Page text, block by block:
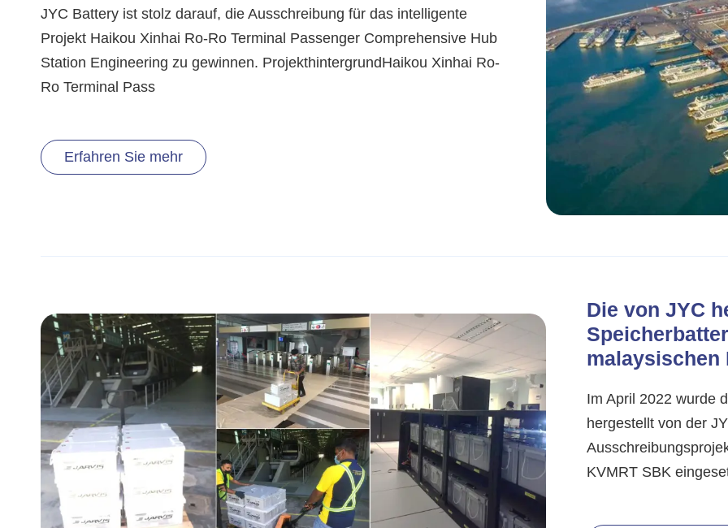
JYC Battery ist stolz darauf, die Ausschreibung für das intelligente
Projekt Haikou Xinhai Ro-Ro Terminal Passenger Comprehensive Hub
Station Engineering zu gewinnen. ProjekthintergrundHaikou Xinhai Ro-
Ro Terminal Pass
Erfahren Sie mehr
Die von JYC
malaysischen
Im April 2022 wurde
hergestellt von der
KVMRT SBK